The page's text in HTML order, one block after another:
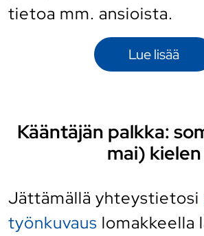
tietoa mm. ansioista.
Lue lisää
Kääntäjän palkka:
mai) kielen
Jättämällä yhteystietosi
työnkuvaus lomakkeella